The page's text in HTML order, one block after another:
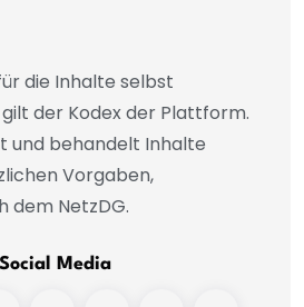
die Inhalte selbst
der Kodex der Plattform.
und behandelt Inhalte
Vorgaben,
dem NetzDG.
Social Media